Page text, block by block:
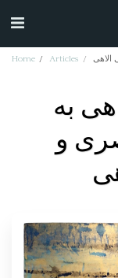
Home Articles الاهی
به
و